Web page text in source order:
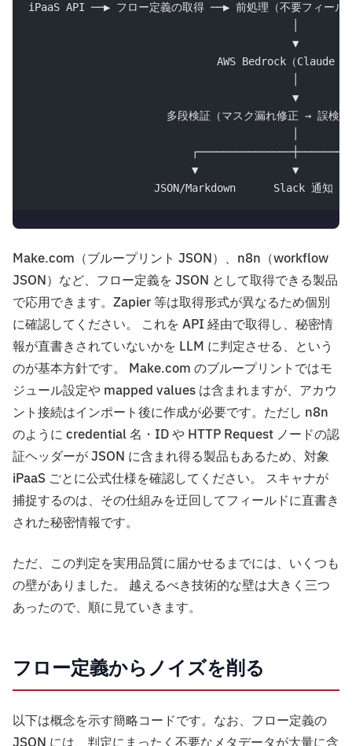
iPaaS API ──▶ フロー定義の取得 ──▶ 前処理（不要フィール
                                          ▼
AWS Bedrock（Claude
                                          ▼
多段検証（マスク漏れ修正 → 誤検知
▼               ▼
JSON/Markdown      Slack 通知
Make.com（ブループリント JSON）、n8n（workflow
JSON）など、フロー定義を JSON として取得できる製品
で応用できます。Zapier 等は取得形式が異なるため個別
に確認してください。 これを API 経由で取得し、秘密情
報が直書きされていないかを LLM に判定させる、という
のが基本方針です。 Make.com のブループリントではモ
ジュール設定や mapped values は含まれますが、アカウ
ント接続はインポート後に作成が必要です。ただし n8n
のように credential 名・ID や HTTP Request ノードの認
証ヘッダーが JSON に含まれ得る製品もあるため、対象
iPaaS ごとに公式仕様を確認してください。 スキャナが
捕捉するのは、その仕組みを迂回してフィールドに直書き
された秘密情報です。
ただ、この判定を実用品質に届かせるまでには、いくつも
の壁がありました。 越えるべき技術的な壁は大きく三つ
あったので、順に見ていきます。
フロー定義からノイズを削る
以下は概念を示す簡略コードです。なお、フロー定義の